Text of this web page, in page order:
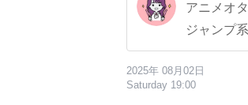
アニメオ
ジャンプ
2025年 08月02日
Saturday 19:00